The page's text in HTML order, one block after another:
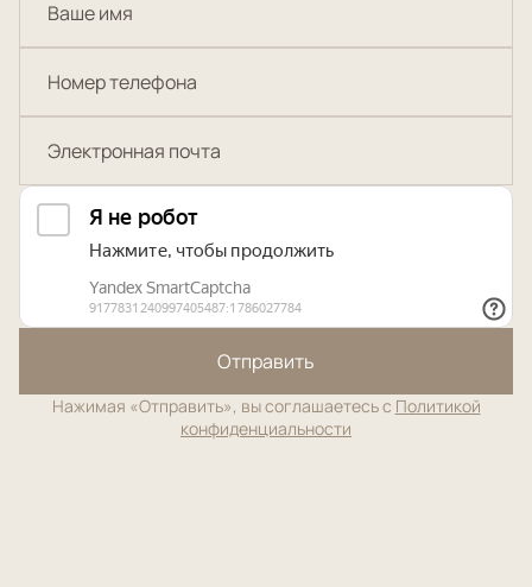
Отправить
Нажимая «Отправить», вы соглашаетесь с Политикой
конфиденциальности